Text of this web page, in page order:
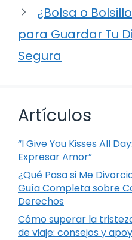
¿Bolsa o
para Guardar Tu
Segura
Artículos
“I Give You Kisses All
Expresar Amor”
¿Qué Pasa si Me
Guía Completa sobre
Derechos
Cómo superar la
de viaje: consejos y